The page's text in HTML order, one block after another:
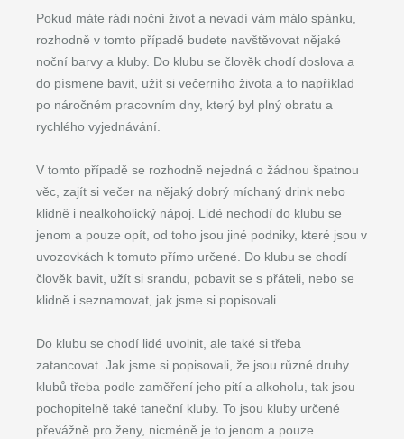
Pokud máte rádi noční život a nevadí vám málo spánku,
rozhodně v tomto případě budete navštěvovat nějaké
noční barvy a kluby. Do klubu se člověk chodí doslova a
do písmene bavit, užít si večerního života a to například
po náročném pracovním dny, který byl plný obratu a
rychlého vyjednávání.
V tomto případě se rozhodně nejedná o žádnou špatnou
věc, zajít si večer na nějaký dobrý míchaný drink nebo
klidně i nealkoholický nápoj. Lidé nechodí do klubu se
jenom a pouze opít, od toho jsou jiné podniky, které jsou v
uvozovkách k tomuto přímo určené. Do klubu se chodí
člověk bavit, užít si srandu, pobavit se s přáteli, nebo se
klidně i seznamovat, jak jsme si popisovali.
Do klubu se chodí lidé uvolnit, ale také si třeba
zatancovat. Jak jsme si popisovali, že jsou různé druhy
klubů třeba podle zaměření jeho pití a alkoholu, tak jsou
pochopitelně také taneční kluby. To jsou kluby určené
převážně pro ženy, nicméně je to jenom a pouze